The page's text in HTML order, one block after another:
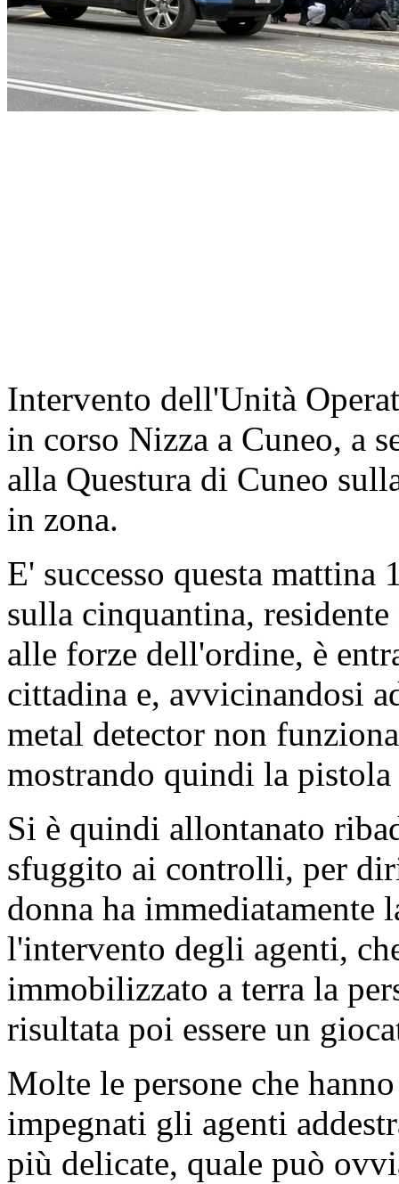
Intervento dell'Unità
in corso Nizza a Cuneo, a
alla Questura di Cuneo
in zona.
E' successo questa
sulla cinquantina,
alle forze dell'ordine, è
cittadina e, avvicinandosi
metal detector non
mostrando quindi la
Si è quindi allontanato
sfuggito ai controlli, per
donna ha immediatamente
l'intervento degli agenti,
immobilizzato a terra la
risultata poi essere un
Molte le persone che
impegnati gli agenti
più delicate, quale può